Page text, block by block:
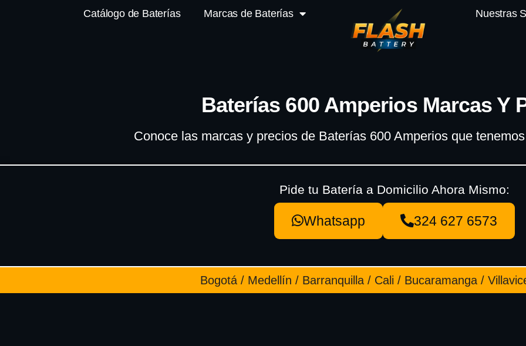
Catálogo de Baterías Marcas de Baterías Nuestras
Baterías 600 Amperios Marcas Y
Conoce las marcas y precios de Baterías 600 Amperios que
Pide tu Batería a Domicilio Ahora Mismo:
Whatsapp 324 627 6573
Bogotá / Medellín / Barranquilla / Cali / Bucaramanga /